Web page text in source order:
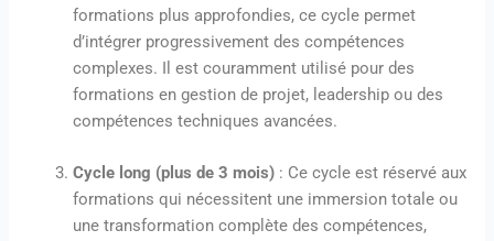
formations plus approfondies, ce cycle permet
d’intégrer progressivement des compétences
complexes. Il est couramment utilisé pour des
formations en gestion de projet, leadership ou des
compétences techniques avancées.
Cycle long (plus de 3 mois) : Ce cycle est réservé aux
formations qui nécessitent une immersion totale ou
une transformation complète des compétences,